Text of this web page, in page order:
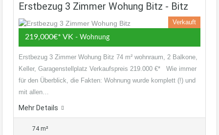
Erstbezug 3 Zimmer Wohung Bitz - Bitz
Verkauft
219,000€* VK - Wohnung
Erstbezug 3 Zimmer Wohung Bitz 74 m² wohnraum, 2 Balkone,
Keller, Garagenstellplatz Verkaufspreis 219.000 €* Wie immer
für den Überblick, die Fakten: Wohnung wurde komplett (!) und
mit allen…
Mehr Details
74 m²